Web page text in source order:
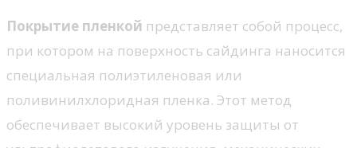
Покрытие пленкой представляет собой процесс,
при котором на поверхность сайдинга наносится
специальная полиэтиленовая или
поливинилхлоридная пленка. Этот метод
обеспечивает высокий уровень защиты от